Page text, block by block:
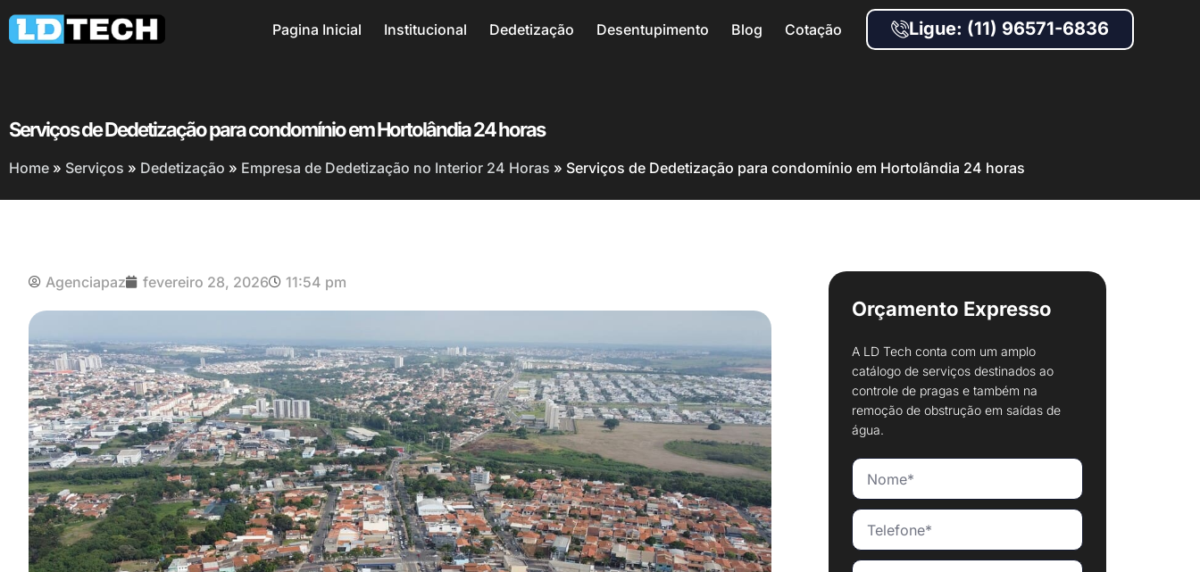
Pagina Inicial Institucional Dedetização Desentupimento Blog Cotação Ligue: (11) 96571-6836
Serviços de Dedetização para condomínio em Hortolândia 24 horas
Home » Serviços » Dedetização » Empresa de Dedetização no Interior 24 Horas » Serviços de Dedetização para condomínio em Hortolândia 24 horas
Agenciapaz fevereiro 28, 2026 11:54 pm
Orçamento Expresso
A LD Tech conta com um amplo
catálogo de serviços destinados ao
controle de pragas e também na
remoção de obstrução em saídas de
água.